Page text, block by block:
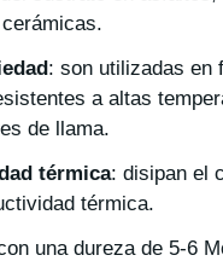
: son utilizadas en
a altas
de llama.
térmica: disipan el
térmica.
una dureza de 5-6